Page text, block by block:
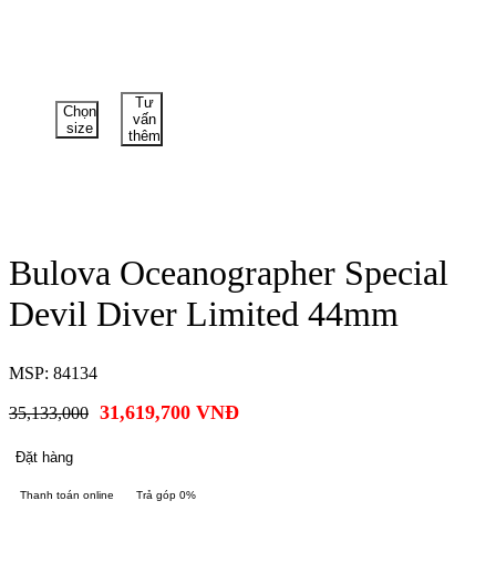
Chọn
size
Tư
vấn
thêm
Bulova Oceanographer Special
Devil Diver Limited 44mm
MSP: 84134
35,133,000 31,619,700 VNĐ
Đặt hàng
Thanh toán online Trả góp 0%